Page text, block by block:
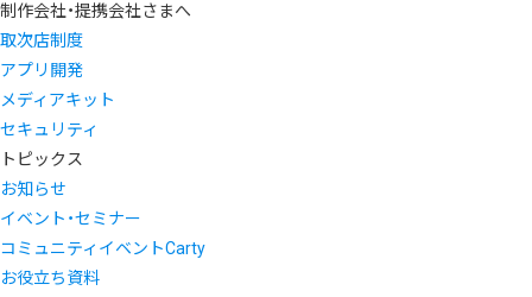
制作会社・提携会社さまへ
取次店制度
アプリ開発
メディアキット
セキュリティ
トピックス
お知らせ
イベント・セミナー
コミュニティイベントCarty
お役立ち資料